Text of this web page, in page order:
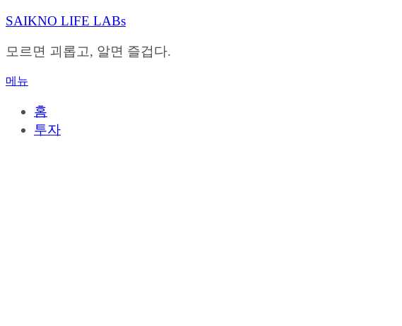
내
으
바
SAIKNO LIFE LABs
모르면 괴롭고, 알면 즐겁다.
메뉴
홈
투자